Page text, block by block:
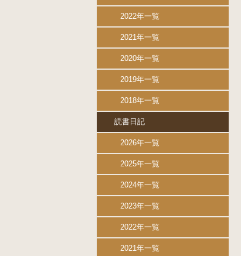
2022年一覧
2021年一覧
2020年一覧
2019年一覧
2018年一覧
読書日記
2026年一覧
2025年一覧
2024年一覧
2023年一覧
2022年一覧
2021年一覧